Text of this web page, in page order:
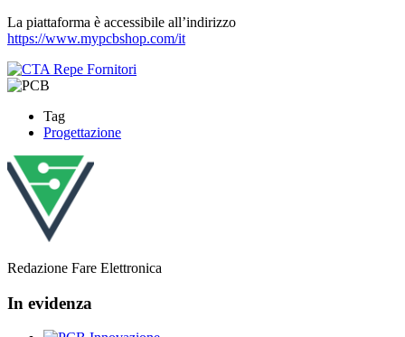
La piattaforma è accessibile all’indirizzo
https://www.mypcbshop.com/it
Tag
Progettazione
Redazione Fare Elettronica
In evidenza